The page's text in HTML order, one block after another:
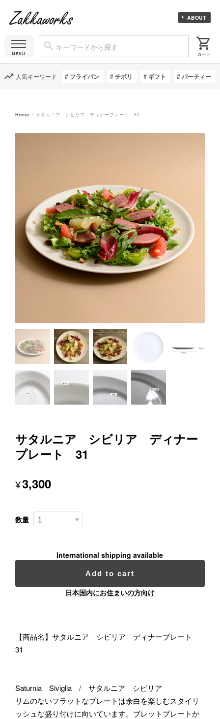
ABOUT
人気キーワード フライパン チボリ ギフト パーティー
Home サタルニア シビリア ディナープレート 31
サタルニア シビリア ディナー
プレート 31
¥3,300
数量
International shipping available
Add to cart
日本国内にお住まいの方向け
【商品名】サタルニア シビリア ディナープレート
31
Saturnia Siviglia / サタルニア シビリア
リムのないフラットなプレートは余白を楽しむスタイリ
ッシュな盛り付けに向いています。ブレットプレートか